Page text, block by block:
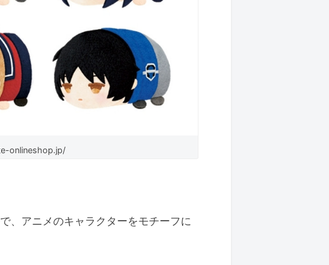
onlineshop.jp/
、アニメのキャラクターをモチーフに